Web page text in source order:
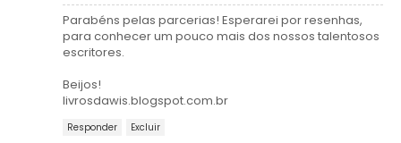
Parabéns pelas parcerias! Esperarei por resenhas,
para conhecer um pouco mais dos nossos talentosos
escritores.
Beijos!
livrosdawis.blogspot.com.br
Responder Excluir